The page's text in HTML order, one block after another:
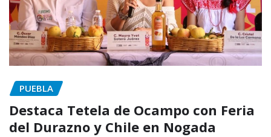
PUEBLA
Destaca Tetela de Ocampo con Feria
del Durazno y Chile en Nogada